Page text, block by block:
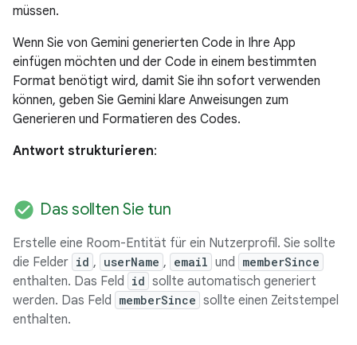
müssen.
Wenn Sie von Gemini generierten Code in Ihre App
einfügen möchten und der Code in einem bestimmten
Format benötigt wird, damit Sie ihn sofort verwenden
können, geben Sie Gemini klare Anweisungen zum
Generieren und Formatieren des Codes.
Antwort strukturieren:
check_circle Das sollten Sie tun
Erstelle eine Room-Entität für ein Nutzerprofil. Sie sollte
die Felder id , userName , email und memberSince
enthalten. Das Feld id sollte automatisch generiert
werden. Das Feld memberSince sollte einen Zeitstempel
enthalten.